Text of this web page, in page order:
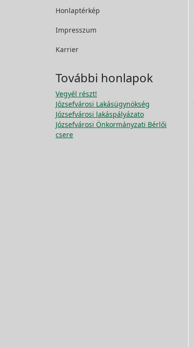
Honlaptérkép
Impresszum
Karrier
További honlapok
Vegyél részt!
Józsefvárosi Lakásügynökség
Józsefvárosi lakáspályázato
Józsefvárosi Önkormányzati Bérlői
csere